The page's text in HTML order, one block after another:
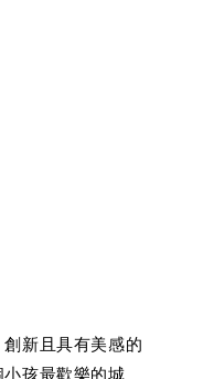
新且具有美感的
孩最歡樂的城